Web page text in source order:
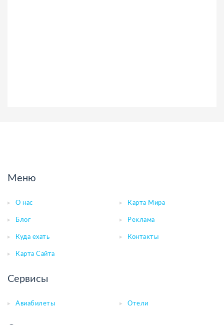
Меню
О нас Карта Мира
Блог Реклама
Куда ехать Контакты
Карта Сайта
Сервисы
Авиабилеты Отели